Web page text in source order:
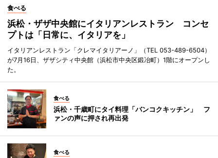
食べる
浜松・ザザ中央館にイタリアンレストラン コンセ
プトは「日常に、イタリアを」
イタリアンレストラン「クレマイタリアーノ」（TEL 053-489-6504）
が7月16日、ザザシティ中央館（浜松市中央区鍛冶町）1階にオープンし
た。
食べる
浜松・千歳町にタイ料理「バンコクキッチン」 フ
ァンの声に押され再出発
食べる